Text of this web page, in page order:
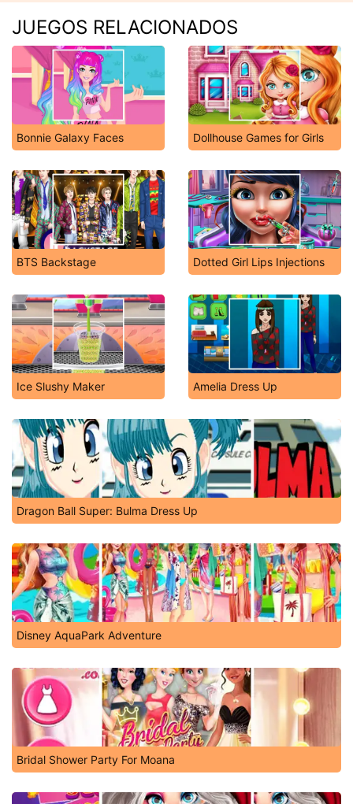
JUEGOS RELACIONADOS
Bonnie Galaxy Faces Dollhouse Games for Girls
BTS Backstage Dotted Girl Lips Injections
Ice Slushy Maker Amelia Dress Up
Dragon Ball Super: Bulma Dress Up
Disney AquaPark Adventure
Bridal Shower Party For Moana